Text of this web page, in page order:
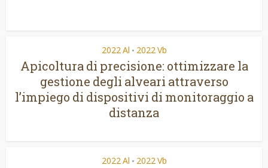
2022 Al • 2022 Vb
Apicoltura di precisione: ottimizzare la
gestione degli alveari attraverso
l’impiego di dispositivi di monitoraggio a
distanza
2022 Al • 2022 Vb